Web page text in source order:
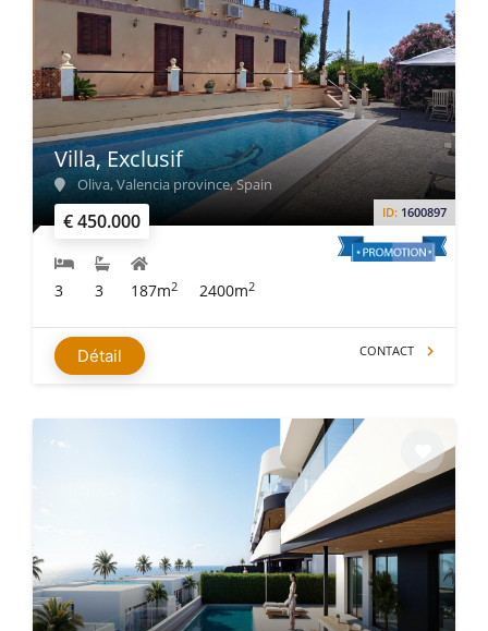
€ 450.000 ID: 1600897
Villa, Exclusif
Oliva, Valencia province, Spain
3 3 187m2 2400m2
Détail CONTACT